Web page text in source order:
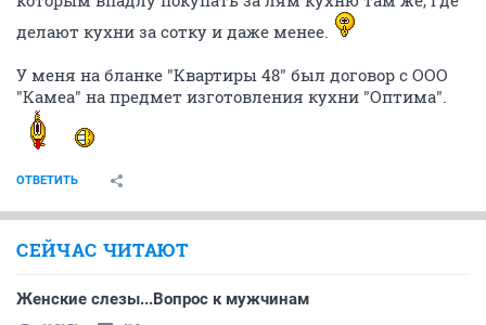
делают кухни за сотку и даже менее.
У меня на бланке "Квартиры 48" был договор с ООО
"Камеа" на предмет изготовления кухни "Оптима".
ОТВЕТИТЬ
СЕЙЧАС ЧИТАЮТ
Женские слезы...Вопрос к мужчинам